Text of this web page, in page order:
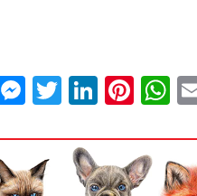
Facebook
Messenger
Twitter